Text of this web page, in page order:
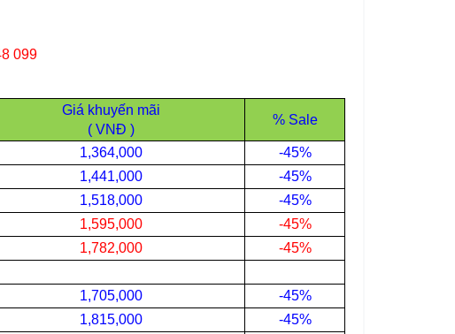
099
Giá khuyến mãi
( VNĐ )
% Sale
1,364,000
-45%
1,441,000
-45%
1,518,000
-45%
1,595,000
-45%
1,782,000 -45%
1,705,000
-45%
1,815,000
-45%